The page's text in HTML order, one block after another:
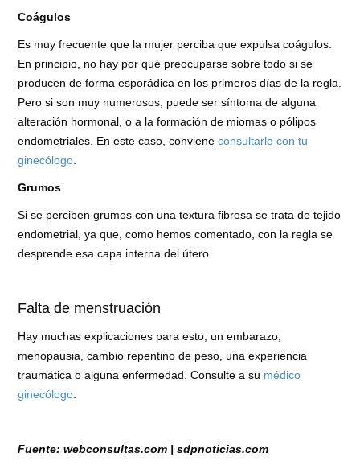
Coágulos
Es muy frecuente que la mujer perciba que expulsa coágulos.
En principio, no hay por qué preocuparse sobre todo si se
producen de forma esporádica en los primeros días de la regla.
Pero si son muy numerosos, puede ser síntoma de alguna
alteración hormonal, o a la formación de miomas o pólipos
endometriales. En este caso, convieneconsultarlo con tu
ginecólogo.
Grumos
Si se perciben grumos con una textura fibrosa se trata de tejido
endometrial, ya que, como hemos comentado, con la regla se
desprende esa capa interna del útero.
Falta de menstruación
Hay muchas explicaciones para esto; un embarazo,
menopausia, cambio repentino de peso, una experiencia
traumática o alguna enfermedad. Consulte a su médico
ginecólogo.
Fuente: webconsultas.com | sdpnoticias.com